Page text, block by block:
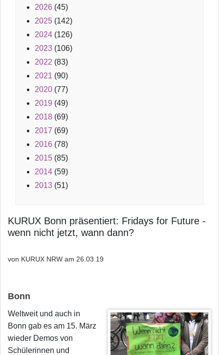
2026 (45)
2025 (142)
2024 (126)
2023 (106)
2022 (83)
2021 (90)
2020 (77)
2019 (49)
2018 (69)
2017 (69)
2016 (78)
2015 (85)
2014 (59)
2013 (51)
KURUX Bonn präsentiert: Fridays for Future -
wenn nicht jetzt, wann dann?
von KURUX NRW am 26.03.19
Bonn
Weltweit und auch in
Bonn gab es am 15. März
wieder Demos von
Schülerinnen und